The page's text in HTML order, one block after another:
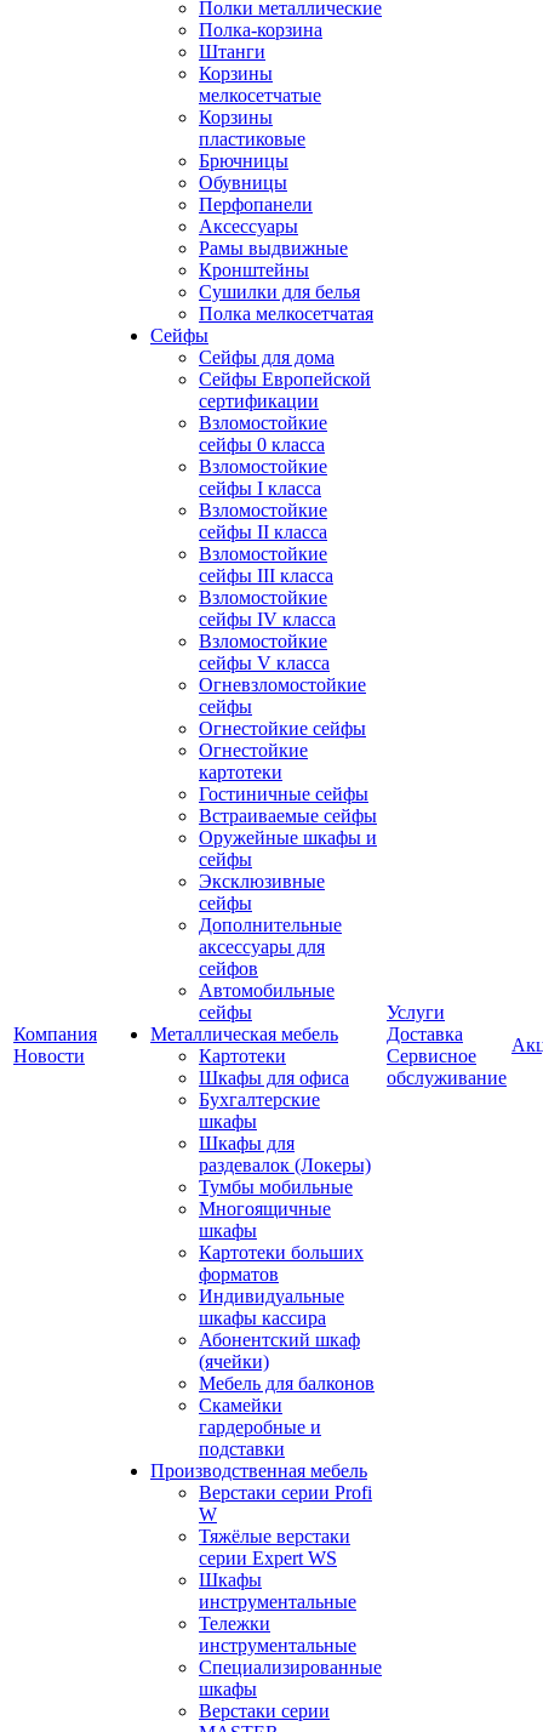
Компания
Новости
Полки металлические
Полка-корзина
Штанги
Корзины
мелкосетчатые
Корзины
пластиковые
Брючницы
Обувницы
Перфопанели
Аксессуары
Рамы выдвижные
Кронштейны
Сушилки для белья
Полка мелкосетчатая
Сейфы
Сейфы для дома
Сейфы Европейской
сертификации
Взломостойкие
сейфы 0 класса
Взломостойкие
сейфы I класса
Взломостойкие
сейфы II класса
Взломостойкие
сейфы III класса
Взломостойкие
сейфы IV класса
Взломостойкие
сейфы V класса
Огневзломостойкие
сейфы
Огнестойкие сейфы
Огнестойкие
картотеки
Гостиничные сейфы
Встраиваемые сейфы
Оружейные шкафы и
сейфы
Эксклюзивные
сейфы
Дополнительные
аксессуары для
сейфов
Автомобильные
сейфы
Металлическая мебель
Картотеки
Шкафы для офиса
Бухгалтерские
шкафы
Шкафы для
раздевалок (Локеры)
Тумбы мобильные
Многоящичные
шкафы
Картотеки больших
форматов
Индивидуальные
шкафы кассира
Абонентский шкаф
(ячейки)
Мебель для балконов
Скамейки
гардеробные и
подставки
Производственная мебель
Верстаки серии Profi
W
Тяжёлые верстаки
серии Expert WS
Шкафы
инструментальные
Тележки
инструментальные
Cпециализированные
шкафы
Верстаки серии
Услуги
Доставка
Сервисное
обслуживание